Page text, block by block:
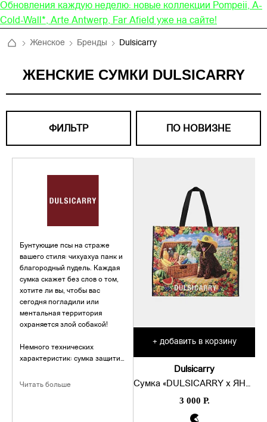
Обновления каждую неделю: новые коллекции Pompeii, A-
Cold-Wall*, Arte Antwerp, Far Afield уже на сайте!
Женское Бренды Dulsicarry
ЖЕНСКИЕ СУМКИ DULSICARRY
ФИЛЬТР ПО НОВИЗНЕ
Бунтующие псы на страже
вашего стиля: чихуахуа панк и
благородный пудель. Каждая
сумка скажет без слов о том,
хотите ли вы, чтобы вас
сегодня погладили или
ментальная территория
охраняется злой собакой!
Немного технических
характеристик: сумка защитит
в ней, а еще с ней можно
Читать больше
+ добавить в корзину
Dulsicarry
Сумка «DULSICARRY x ЯНДЕКС ЕДА»
3 000 Р.